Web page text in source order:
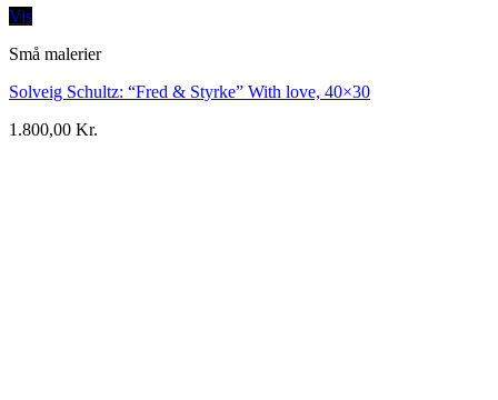
Vis
Små malerier
Solveig Schultz: “Fred & Styrke” With love, 40×30
1.800,00 Kr.